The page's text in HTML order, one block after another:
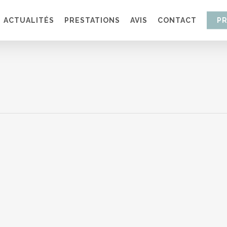
ACTUALITÉS PRESTATIONS AVIS CONTACT